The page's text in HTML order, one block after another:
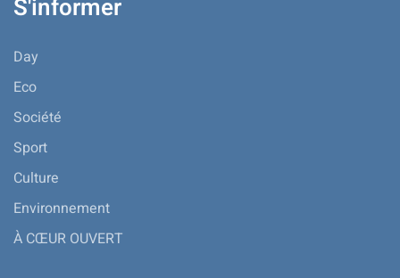
S'informer
Day
Eco
Société
Sport
Culture
Environnement
À CŒUR OUVERT